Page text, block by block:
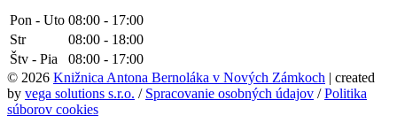
Pon - Uto 08:00 - 17:00
Str
08:00 - 18:00
Štv - Pia
08:00 - 17:00
© 2026 Knižnica Antona Bernoláka v Nových Zámkoch | created
by vega solutions s.r.o. / Spracovanie osobných údajov /Politika
súborov cookies